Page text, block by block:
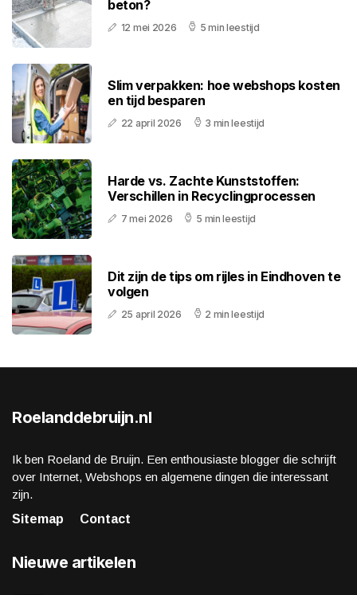
beton?
12 mei 2026 5 min leestijd
Slim verpakken: hoe webshops kosten
en tijd besparen
22 april 2026 3 min leestijd
Harde vs. Zachte Kunststoffen:
Verschillen in Recyclingprocessen
7 mei 2026 5 min leestijd
Dit zijn de tips om rijles in Eindhoven te
volgen
25 april 2026 2 min leestijd
Roelanddebruijn.nl
Ik ben Roeland de Bruijn. Een enthousiaste blogger die schrijft
over Internet, Webshops en algemene dingen die interessant
zijn.
Sitemap
Contact
Nieuwe artikelen